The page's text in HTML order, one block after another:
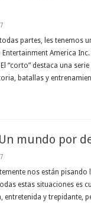
partes, les tenemos
Entertainment America
“corto” destaca una
batallas y
mundo por
nos están
estas situaciones es
entretenida y